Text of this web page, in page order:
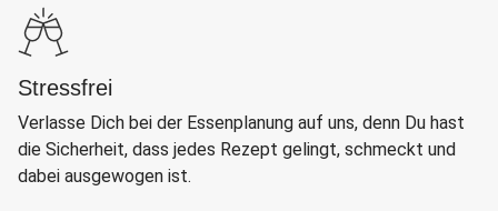
Stressfrei
Verlasse Dich bei der Essenplanung auf uns, denn Du hast
die Sicherheit, dass jedes Rezept gelingt, schmeckt und
dabei ausgewogen ist.